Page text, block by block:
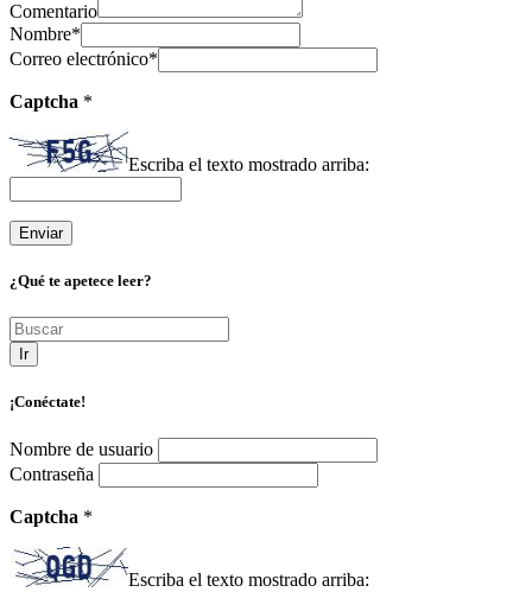
Comentario
Nombre*
Correo electrónico*
Captcha *
Escriba el texto mostrado arriba:
¿Qué te apetece leer?
Ir
¡Conéctate!
Nombre de usuario
Contraseña
Captcha *
Escriba el texto mostrado arriba: